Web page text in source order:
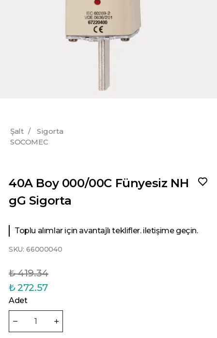
Şalt /
Sigorta
SOCOMEC
40A Boy 000/00C Fünyesiz NH
gG Sigorta
Toplu alımlar için avantajlı teklifler. iletişime geçin.
SKU: 66000040
₺ 419.34
₺ 272.57
Adet